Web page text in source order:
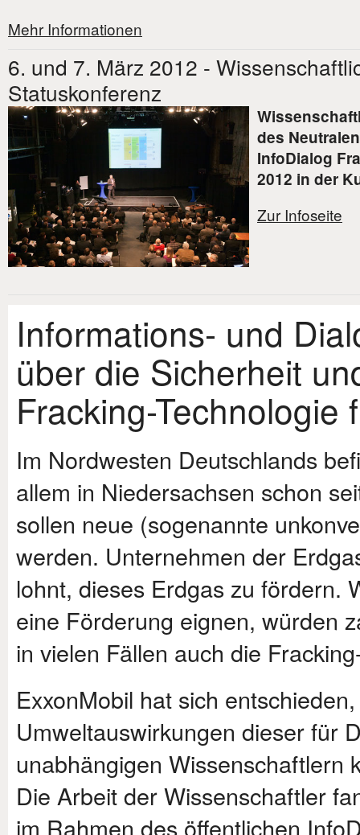
Mehr Informationen
6. und 7. März 2012 -
Statuskonferenz
des
InfoDialog
2012 in der
Zur Infoseite
Informations- und
über die Sicherheit
Fracking-
Im Nordwesten Deutschlands
allem in Niedersachsen schon
sollen neue (sogenannte
werden. Unternehmen der
lohnt, dieses Erdgas zu fördern.
eine Förderung eignen, würden
in vielen Fällen auch die
ExxonMobil hat sich
Umweltauswirkungen dieser für
unabhängigen Wissenschaftlern
Die Arbeit der Wissenschaftler
im Rahmen des öffentlichen